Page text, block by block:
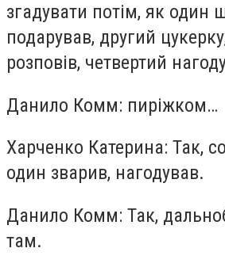
згадувати потім, як один
подарував, другий
розповів, четвертий
Данило Комм: пиріжком…
Харченко Катерина: Так,
один зварив, нагодував.
Данило Комм: Так,
там.